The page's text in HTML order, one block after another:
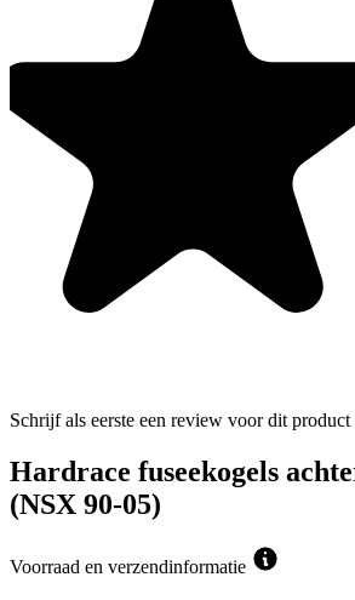
Schrijf als eerste een review voor dit product
Hardrace fuseekogels
(NSX 90-05)
Voorraad en verzendinformatie